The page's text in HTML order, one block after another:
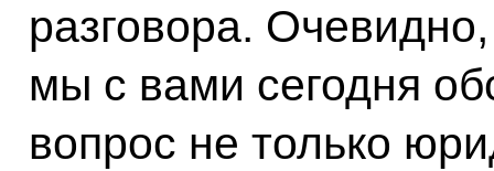
разговора.
мы с вами сегодня
вопрос не только